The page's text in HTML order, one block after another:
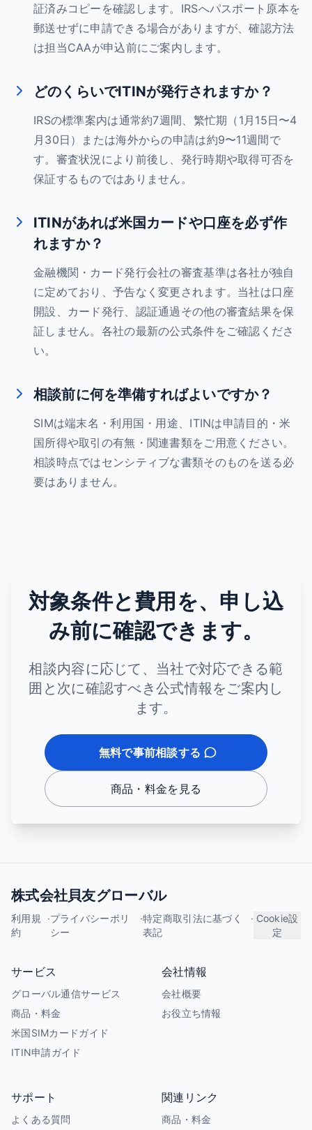
証済みコピーを確認します。IRSへパスポート原本を
郵送せずに申請できる場合がありますが、確認方法
は担当CAAが申込前にご案内します。
どのくらいでITINが発行されますか？
IRSの標準案内は通常約7週間、繁忙期（1月15日〜4
月30日）または海外からの申請は約9〜11週間で
す。審査状況により前後し、発行時期や取得可否を
保証するものではありません。
ITINがあれば米国カードや口座を必ず作
れますか？
金融機関・カード発行会社の審査基準は各社が独自
に定めており、予告なく変更されます。当社は口座
開設、カード発行、認証通過その他の審査結果を保
証しません。各社の最新の公式条件をご確認くださ
い。
相談前に何を準備すればよいですか？
SIMは端末名・利用国・用途、ITINは申請目的・米
国所得や取引の有無・関連書類をご用意ください。
相談時点ではセンシティブな書類そのものを送る必
要はありません。
対象条件と費用を、申し込
み前に確認できます。
相談内容に応じて、当社で対応できる範
囲と次に確認すべき公式情報をご案内し
ます。
無料で事前相談する
商品・料金を見る
株式会社貝友グローバル
利用規
約
·プライバシーポリ
シー
·特定商取引法に基づく
表記
· Cookie設
定
サービス
グローバル通信サービス
商品・料金
米国SIMカードガイド
ITIN申請ガイド
会社情報
会社概要
お役立ち情報
サポート
よくある質問
関連リンク
商品・料金